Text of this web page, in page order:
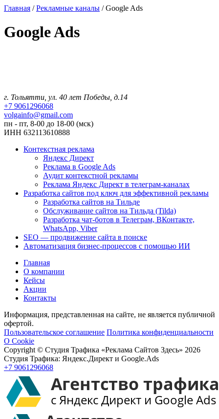
Главная /Рекламные каналы /Google Ads
Google Ads
г. Тольятти, ул. 40 лет Победы, д.14
+7 9061296068
volgainfo@gmail.com
пн - пт, 8-00 до 18-00 (мск)
ИНН 632113610888
Контекстная реклама
Яндекс Директ
Реклама в Google Ads
Аудит контекстной рекламы
Реклама Яндекс Директ в телеграм-каналах
Разработка сайтов под ключ для эффективной рекламы
Разработка сайтов на Тильде
Обслуживание сайтов на Тильда (Tilda)
Разработка чат-ботов в Телеграм, ВКонтакте,
WhatsApp, Viber
SEO — продвижение сайта в поиске
Автоматизация бизнес-процессов с помощью ИИ
Главная
О компании
Кейсы
Акции
Контакты
Информация, представленная на сайте, не является публичной
офертой.
Пользовательское соглашение Политика конфиденциальности
О Cookie
Copyright © Студия Трафика «Реклама Сайтов Здесь» 2026
Студия Трафика: Яндекс.Директ и Google.Ads
+7 9061296068